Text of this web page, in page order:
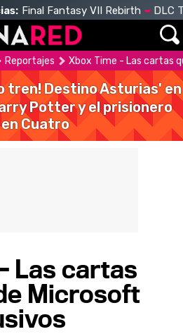
Final Fantasy VII Rebirth DLC
Reportajes Xbox Time - Las cartas
tren! Destino Asturias' en
Potter y el prisionero
Cuatro
Las cartas
Microsoft